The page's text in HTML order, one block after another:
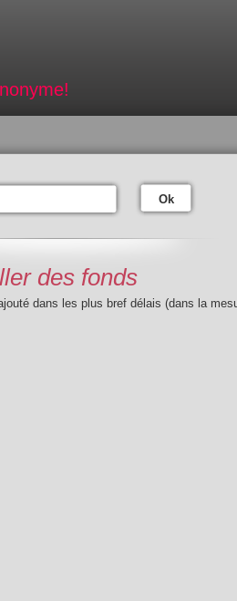
Ok
des fonds
dans les plus bref délais (dans la